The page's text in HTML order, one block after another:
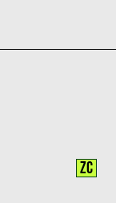
ZC